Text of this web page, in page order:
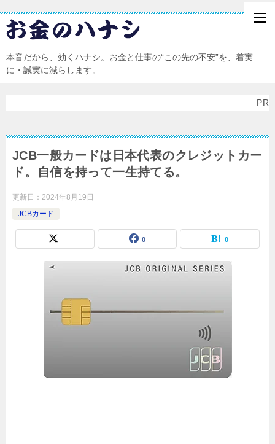
PR
本音だから、効くハナシ。お金と仕事の“この先の不安”を、着実
に・誠実に減らします。
PR
JCB一般カードは日本代表のクレジットカー
ド。自信を持って一生持てる。
更新日： 2024年8月19日
JCBカード
0 0